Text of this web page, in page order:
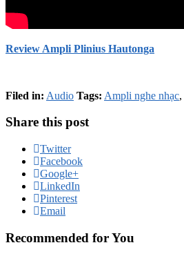
Review Ampli Plinius Hautonga
Filed in: Audio Tags: Ampli nghe nhạc,
Share this post
Twitter
Facebook
Google+
LinkedIn
Pinterest
Email
Recommended for You